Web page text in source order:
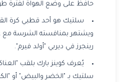
حافظ على وضع الهواة لفترة
سلتيك هو أحد قطبي كرة
ويشتهر بمنافسته الشرسة مع
رينجرز في ديربي "أولد فيرم".
يُعرف كوينز بارك بلقب
سلتيك بـ "الخضر والبيض" أو